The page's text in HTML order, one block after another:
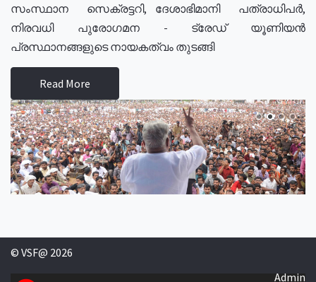
സംസ്ഥാന സെക്രട്ടറി, ദേശാഭിമാനി പത്രാധിപർ,
നിരവധി പുരോഗമന - ട്രേഡ് യൂണിയൻ
പ്രസ്ഥാനങ്ങളുടെ നായകത്വം തുടങ്ങി
Read More
© VSF@ 2026
Admin